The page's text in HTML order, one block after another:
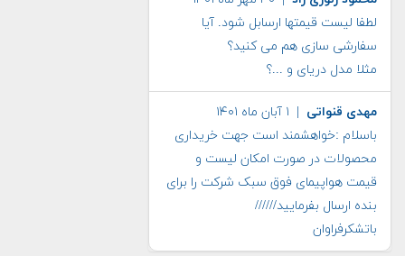
لطفا لیست قیمتها ارسابل شود. آیا
سفارشی سازی هم می کنید؟
مثلا مدل دریای و ...؟
مهدی قنواتی | ۱ آبان ماه ۱۴۰۱
باسلام :خواهشمند است جهت خریداری
محصولات در صورت امکان لیست و
قیمت هواپیمای فوق سبک شرکت را برای
بنده ارسال بفرمایید//////
باتشکرفراوان